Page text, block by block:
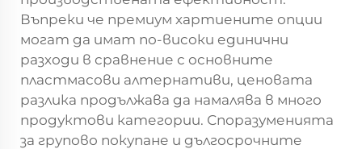
Въпреки че премиум хартиените опции
могат да имат по-високи единични
разходи в сравнение с основните
пластмасови алтернативи, ценовата
разлика продължава да намалява в много
продуктови категории. Споразуменията
за групово покупане и дългосрочните